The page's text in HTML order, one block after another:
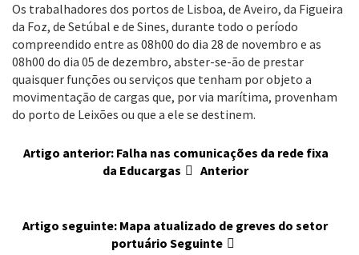
Os trabalhadores dos portos de Lisboa, de Aveiro, da Figueira
da Foz, de Setúbal e de Sines, durante todo o período
compreendido entre as 08h00 do dia 28 de novembro e as
08h00 do dia 05 de dezembro, abster-se-ão de prestar
quaisquer funções ou serviços que tenham por objeto a
movimentação de cargas que, por via marítima, provenham
do porto de Leixões ou que a ele se destinem.
Artigo anterior: Falha nas comunicações da rede fixa
da Educargas
Anterior
Artigo seguinte: Mapa atualizado de greves do setor
portuário Seguinte